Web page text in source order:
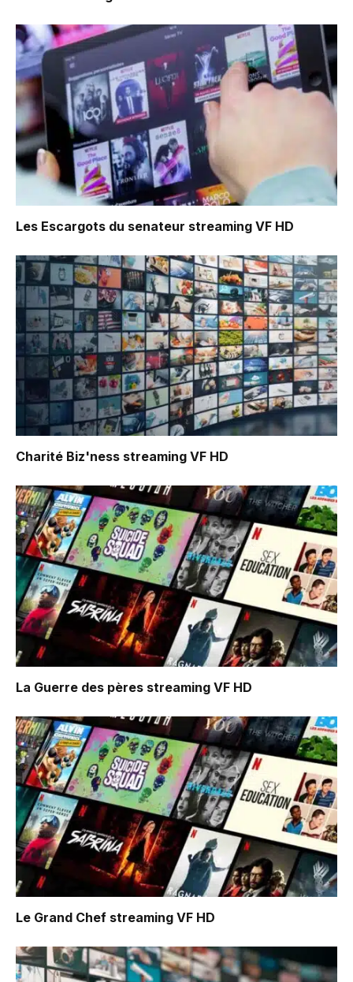
Les Escargots du senateur streaming VF HD
Charité Biz'ness streaming VF HD
La Guerre des pères streaming VF HD
Le Grand Chef streaming VF HD